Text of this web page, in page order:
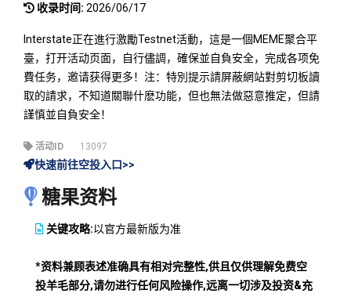
收录时间: 2026/06/17
Interstate正在進行激勵Testnet活動，這是一個MEME聚合平
臺，打开活动页面，自行儘調，確保並自負安全，完成各项免
費任务，邀请获得更多！注：特別提示請屏蔽網站對剪切板讀
取的請求，不知道關聯什麽功能，但也無法做惡意推定，但請
謹慎並自負安全！
活动ID 13097
快速前往空投入口>>
糖果资料
关键攻略:以官方最新版为准
*资料兼顾表述准确具有相对完整性,供且仅供理解免费空
投羊毛部分,请勿进行任何风险操作,远离一切涉及投资&充